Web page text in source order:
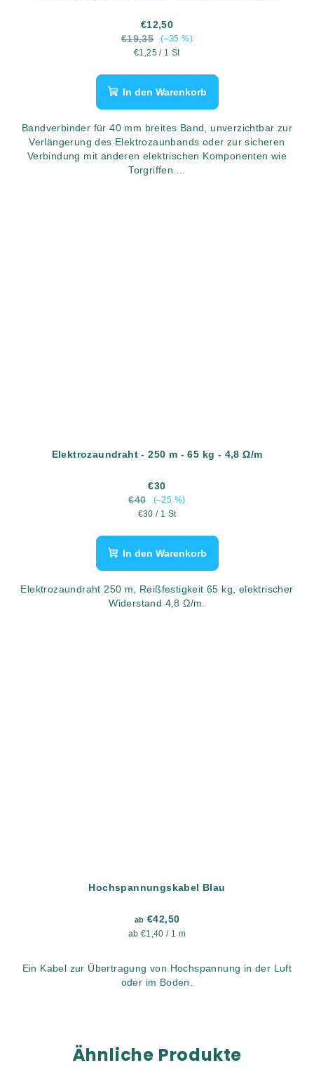
€12,50
€19,35
(–35 %)
Verkaufspreis:
€1,25 / 1 St
In den Warenkorb
Bandverbinder für 40 mm breites Band, unverzichtbar zur
Verlängerung des Elektrozaunbands oder zur sicheren
Verbindung mit anderen elektrischen Komponenten wie
Torgriffen....
Elektrozaundraht - 250 m - 65 kg - 4,8 Ω/m
€30
€40
(–25 %)
Verkaufspreis:
€30 / 1 St
In den Warenkorb
Elektrozaundraht 250 m, Reißfestigkeit 65 kg, elektrischer
Widerstand 4,8 Ω/m.
Hochspannungskabel Blau
ab €42,50
Verkaufspreis:
ab €1,40 / 1 m
Ein Kabel zur Übertragung von Hochspannung in der Luft
oder im Boden.
Ähnliche Produkte